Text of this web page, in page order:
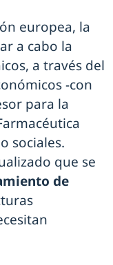
europea, la
a cabo la
a través del
-con
para la
sociales.
que se
de